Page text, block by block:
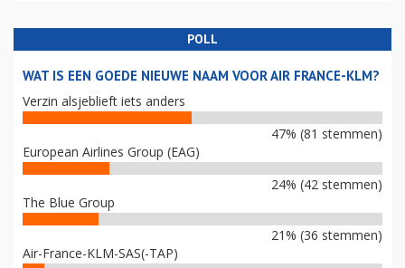
POLL
WAT IS EEN GOEDE NIEUWE NAAM VOOR AIR FRANCE-KLM?
Verzin alsjeblieft iets anders
47% (81 stemmen)
European Airlines Group (EAG)
24% (42 stemmen)
The Blue Group
21% (36 stemmen)
Air-France-KLM-SAS(-TAP)